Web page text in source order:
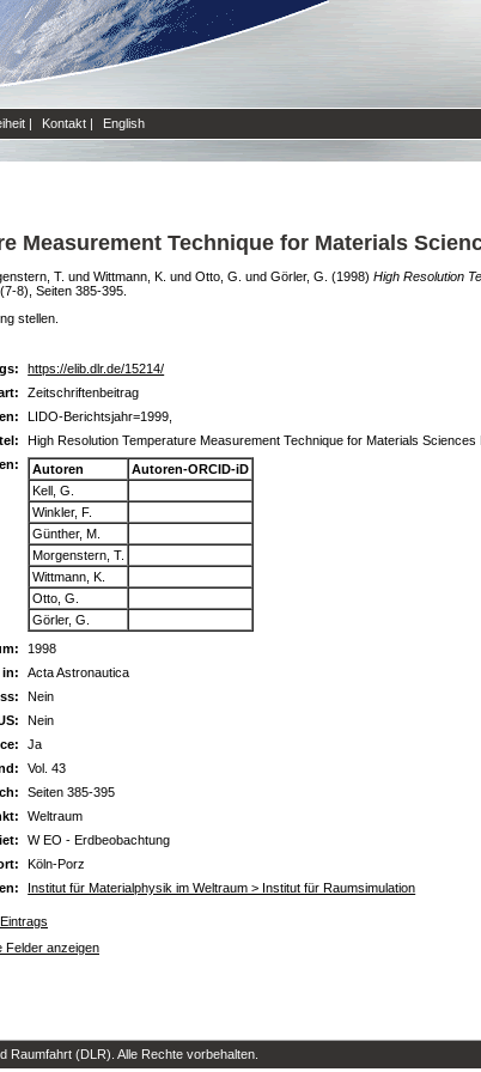
| Kontakt | English
Measurement Technique for Materials
T. und Wittmann, K. und Otto, G. und Görler, G. (1998) High Resolution
8), Seiten 385-395.
stellen.
https://elib.dlr.de/15214/
Zeitschriftenbeitrag
LIDO-Berichtsjahr=1999,
High Resolution Temperature Measurement Technique for Materials
Autoren
Autoren-ORCID-iD
Kell, G.
Winkler, F.
Günther, M.
Morgenstern, T.
Wittmann, K.
Otto, G.
Görler, G.
1998
in:
Acta Astronautica
Nein
Nein
Ja
Vol. 43
Seiten 385-395
Weltraum
W EO - Erdbeobachtung
Köln-Porz
Institut für Materialphysik im Weltraum > Institut für Raumsimulation
Felder anzeigen
(DLR). Alle Rechte vorbehalten.